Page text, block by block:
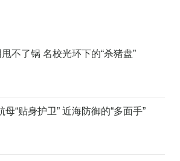
不了锅 名校光环下的“杀猪盘”
“贴身护卫” 近海防御的“多面手”